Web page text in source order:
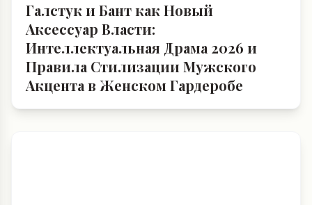
Галстук и Бант как Новый
Аксессуар Власти:
Интеллектуальная Драма 2026 и
Правила Стилизации Мужского
Акцента в Женском Гардеробе